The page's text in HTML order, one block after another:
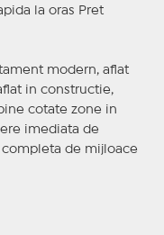
la oras Pret
modern, aflat
in constructie,
cotate zone in
imediata de
completa de mijloace